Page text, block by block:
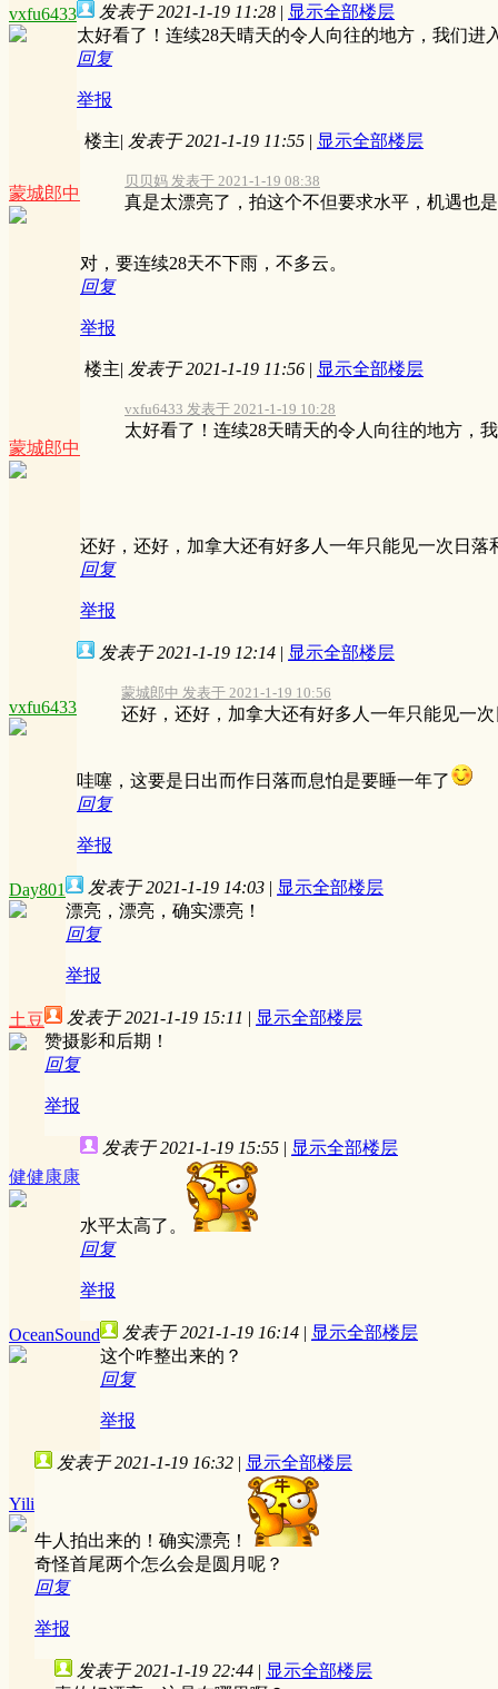
vxfu6433 发表于 2021-1-19 11:28 | 显示全部楼层
太好看了！连续28天晴天的令人向往的地方，我们进
回复
举报
蒙城郎中
楼主| 发表于 2021-1-19 11:55 | 显示全部楼层
贝贝妈 发表于 2021-1-19 08:38
真是太漂亮了，拍这个不但要求水平，机遇也
对，要连续28天不下雨，不多云。
回复
举报
蒙城郎中
楼主| 发表于 2021-1-19 11:56 | 显示全部楼层
vxfu6433 发表于 2021-1-19 10:28
太好看了！连续28天晴天的令人向往的地方，
还好，还好，加拿大还有好多人一年只能见一次日落
回复
举报
vxfu6433
发表于 2021-1-19 12:14 | 显示全部楼层
蒙城郎中 发表于 2021-1-19 10:56
还好，还好，加拿大还有好多人一年只能见一
哇噻，这要是日出而作日落而息怕是要睡一年了
回复
举报
Day801 发表于 2021-1-19 14:03 | 显示全部楼层
漂亮，漂亮，确实漂亮！
回复
举报
土豆 发表于 2021-1-19 15:11 | 显示全部楼层
赞摄影和后期！
回复
举报
健健康康
发表于 2021-1-19 15:55 | 显示全部楼层
水平太高了。
回复
举报
OceanSound 发表于 2021-1-19 16:14 | 显示全部楼层
这个咋整出来的？
回复
举报
Yili
发表于 2021-1-19 16:32 | 显示全部楼层
牛人拍出来的！确实漂亮！
奇怪首尾两个怎么会是圆月呢？
回复
举报
发表于 2021-1-19 22:44 | 显示全部楼层